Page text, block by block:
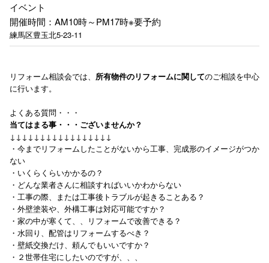
イベント
開催時間：AM10時～PM17時※要予約
練馬区豊玉北5-23-11
リフォーム相談会では、 所有物件のリフォームに関してのご相談を中心
に行います。
よくある質問・・・
当てはまる事・・・ございませんか？
↓↓↓↓↓↓↓↓↓↓↓↓↓↓↓↓↓
・今までリフォームしたことがないから工事、完成形のイメージがつか
ない
・いくらくらいかかるの？
・どんな業者さんに相談すればいいかわからない
・工事の際、または工事後トラブルが起きることある？
・外壁塗装や、外構工事は対応可能ですか？
・家の中が寒くて、、リフォームで改善できる？
・水回り、配管はリフォームするべき？
・壁紙交換だけ、頼んでもいいですか？
・２世帯住宅にしたいのですが、、、